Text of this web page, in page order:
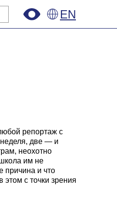
EN
репортаж с
неделя, две — и
неохотно
им не
причина и что
этом с точки зрения